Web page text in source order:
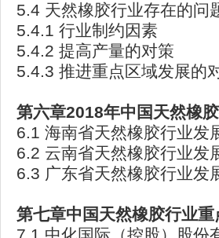
5.4 天然橡胶行业存在的问
5.4.1 行业制约因素
5.4.2 提高产量的对策
5.4.3 推进重点区域发展的
第六章2018年中国天然橡
6.1 海南省天然橡胶行业发
6.2 云南省天然橡胶行业发
6.3 广东省天然橡胶行业发
第七章中国天然橡胶行业